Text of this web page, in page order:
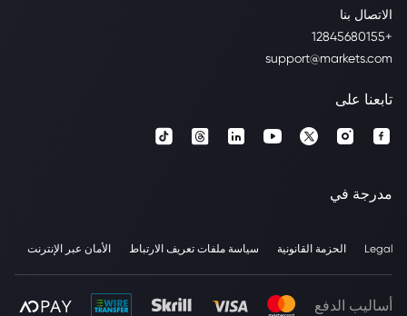
الاتصال بنا
+12845680155
support@markets.com
تابعنا على
مدرجة في
Legal الحزمة القانونية سياسة ملفات تعريف الارتباط الأمان عبر الإنترنت
أساليب الدفع